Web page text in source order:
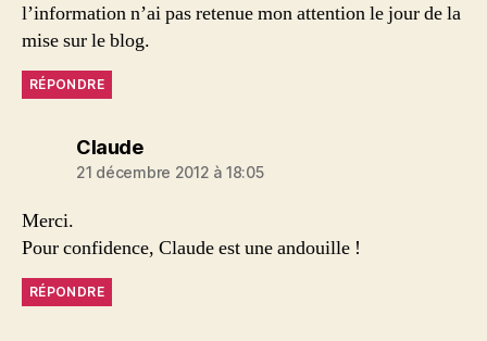
l’information n’ai pas retenue mon attention le jour de la
mise sur le blog.
RÉPONDRE
Claudedit :
21 décembre 2012 à 18:05
Merci.
Pour confidence, Claude est une andouille !
RÉPONDRE